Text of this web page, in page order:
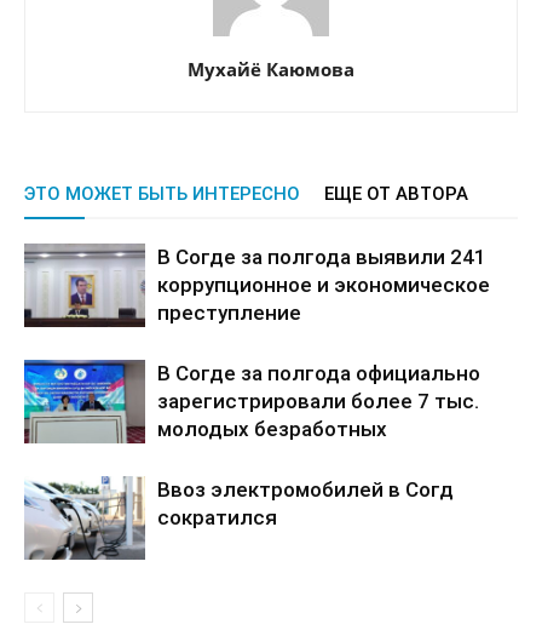
Мухайё Каюмова
ЭТО МОЖЕТ БЫТЬ ИНТЕРЕСНО ЕЩЕ ОТ АВТОРА
В Согде за полгода выявили 241
коррупционное и экономическое
преступление
В Согде за полгода официально
зарегистрировали более 7 тыс.
молодых безработных
Ввоз электромобилей в Согд
сократился